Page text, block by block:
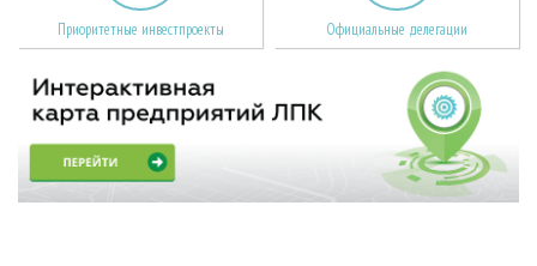
Приоритетные инвестпроекты Официальные делегации